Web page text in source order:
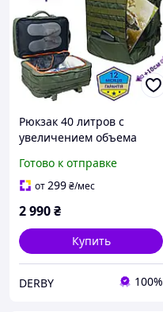
Рюкзак 40 литров с
увеличением объема
ручная кладь в самолет
лоукост много карманов
Готово к отправке
от299₴/мес
2 990₴
Купить
DERBY 100%